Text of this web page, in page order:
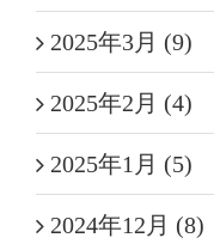
2025年3月 (9)
2025年2月 (4)
2025年1月 (5)
2024年12月 (8)